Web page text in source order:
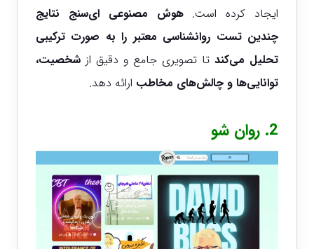
ایجاد کرده است.هوش مصنوعی ای‌سنج نتایج
چندین تست روانشناسی معتبر را به صورت ترکیبی
تحلیل می‌کند تا تصویری جامع و دقیق از شخصیت،
توانایی‌ها و چالش‌های مخاطب ارائه دهد.
2. روان شو